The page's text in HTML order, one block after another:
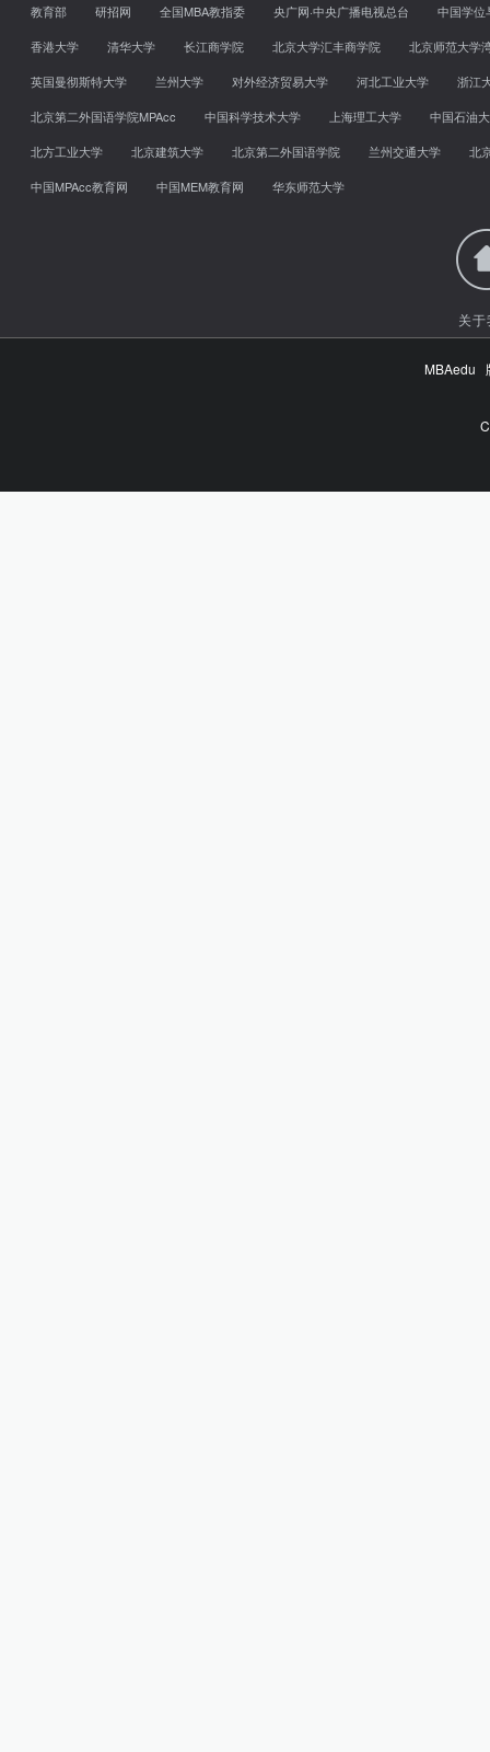
教育部 研招网 全国MBA教指委 央广网·中央广播电视总台
中国学位
香港大学
清华大学 长江商学院 北京大学汇丰商学院
北京师范大学
英国曼彻斯特大学
兰州大学 对外经济贸易大学 河北工业大学
浙江
北京第二外国语学院MPAcc
中国科学技术大学 上海理工大学
中国石油
北方工业大学
北京建筑大学 北京第二外国语学院 兰州交通大学
北
中国MPAcc教育网
中国MEM教育网 华东师范大学
关
MBAedu